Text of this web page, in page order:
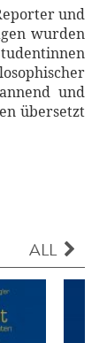
und
wurden
und
übersetzt
ALL